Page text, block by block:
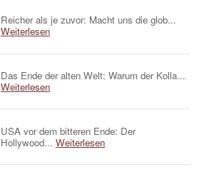
Reicher als je zuvor: Macht uns die glob...
Weiterlesen
Das Ende der alten Welt: Warum der Kolla...
Weiterlesen
USA vor dem bitteren Ende: Der
Hollywood... Weiterlesen